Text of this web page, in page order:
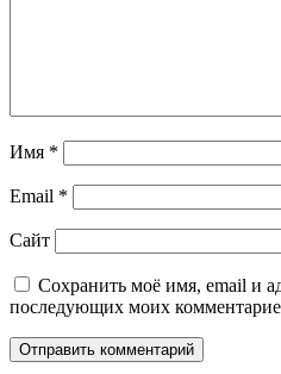
Имя *
Email *
Сайт
Сохранить моё имя, email и
последующих моих